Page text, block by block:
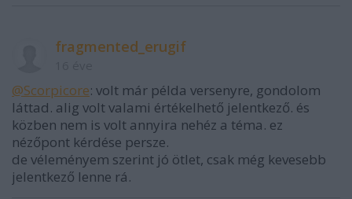
fragmented_erugif
@Scorpicore: volt már példa versenyre, gondolom
láttad. alig volt valami értékelhető jelentkező. és
közben nem is volt annyira nehéz a téma. ez
nézőpont kérdése persze.
de véleményem szerint jó ötlet, csak még kevesebb
jelentkező lenne rá.